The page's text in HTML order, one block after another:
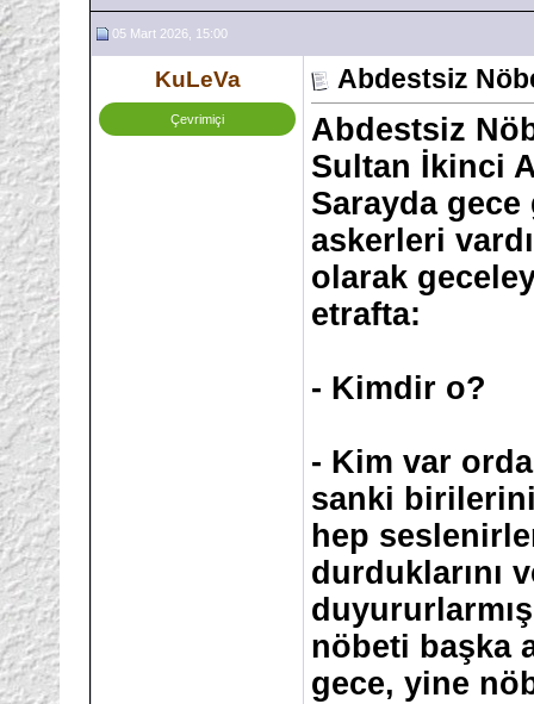
05 Mart 2026, 15:00
KuLeVa
Çevrimiçi
Abdestsiz
Abdestsiz
Sultan İkinci
Sarayda
askerleri
olarak
etrafta:
- Kimdir o?
- Kim var
sanki
hep
durduklarını
nöbeti başka
gece, yine